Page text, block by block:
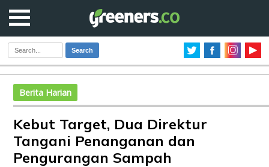
Search
Berita Harian
Kebut Target, Dua Direktur
Tangani Penanganan dan
Pengurangan Sampah